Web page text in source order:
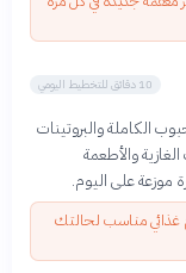
10 دقائق للتخطيط اليومي
الكاملة والبروتينات
والأطعمة
على اليوم.
مناسب لحالتك